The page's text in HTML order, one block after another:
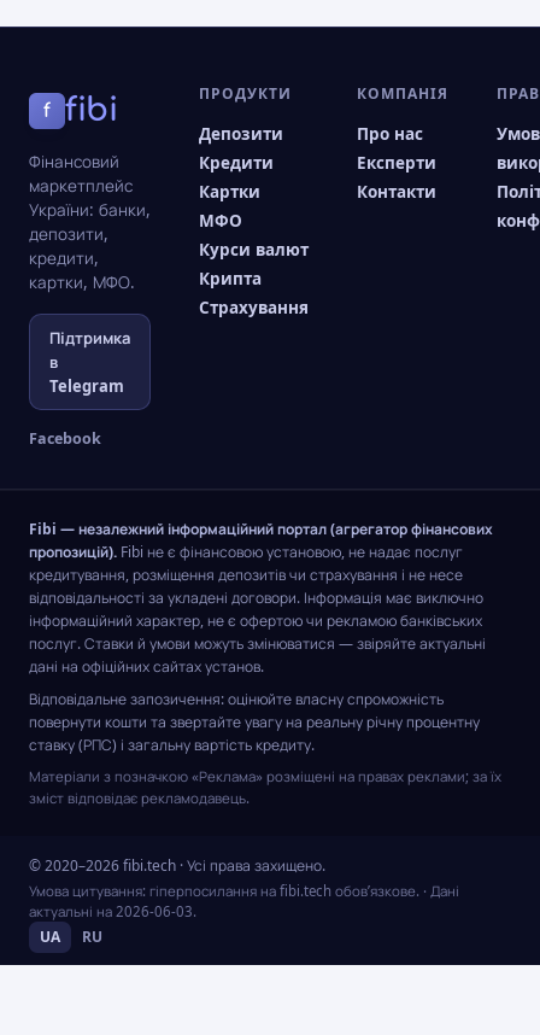
f fibi
Фінансовий
маркетплейс
України: банки,
депозити,
кредити,
картки, МФО.
Підтримка
в
Telegram
Facebook
ПРОДУКТИ
Депозити
Кредити
Картки
МФО
Курси валют
Крипта
Страхування
КОМПАНІЯ
Про нас
Експерти
Контакти
Fibi — незалежний інформаційний портал (агрегатор фінансових
пропозицій). Fibi не є фінансовою установою, не надає послуг
кредитування, розміщення депозитів чи страхування і не несе
відповідальності за укладені договори. Інформація має виключно
інформаційний характер, не є офертою чи рекламою банківських
послуг. Ставки й умови можуть змінюватися — звіряйте актуальні
дані на офіційних сайтах установ.
Відповідальне запозичення: оцінюйте власну спроможність
повернути кошти та звертайте увагу на реальну річну процентну
ставку (РПС) і загальну вартість кредиту.
Матеріали з позначкою «Реклама» розміщені на правах реклами; за їх
зміст відповідає рекламодавець.
© 2020–2026 fibi.tech · Усі права захищено.
Умова цитування: гіперпосилання на fibi.tech обов’язкове. · Дані
актуальні на 2026-06-03.
UA RU